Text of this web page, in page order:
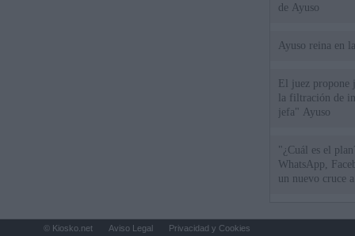
de Ayuso
Ayuso reina en
El juez propone
la filtración de
jefa" Ayuso
"¿Cuál es el
WhatsApp,
un nuevo cruce
© Kiosko.net Aviso Legal Privacidad y Cookies